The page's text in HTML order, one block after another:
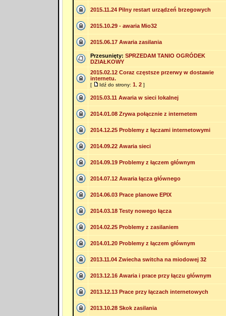
2015.11.24 Pilny restart urządzeń brzegowych
2015.10.29 - awaria Mio32
2015.06.17 Awaria zasilania
Przesunięty: SPRZEDAM TANIO OGRÓDEK
DZIAŁKOWY
2015.02.12 Coraz częstsze przerwy w dostawie
internetu.
[ Idź do strony: 1, 2]
2015.03.11 Awaria w sieci lokalnej
2014.01.08 Zrywa połącznie z internetem
2014.12.25 Problemy z łączami internetowymi
2014.09.22 Awaria sieci
2014.09.19 Problemy z łączem głównym
2014.07.12 Awaria łącza głównego
2014.06.03 Prace planowe EPIX
2014.03.18 Testy nowego łącza
2014.02.25 Problemy z zasilaniem
2014.01.20 Problemy z łączem głównym
2013.11.04 Zwiecha switcha na miodowej 32
2013.12.16 Awaria i prace przy łączu głównym
2013.12.13 Prace przy łączach internetowych
2013.10.28 Skok zasilania